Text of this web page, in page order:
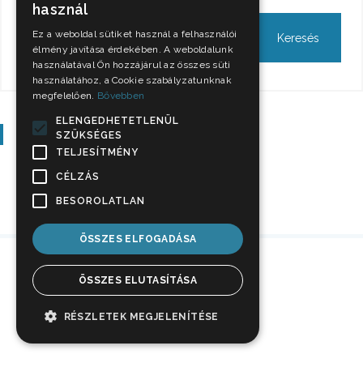
Szavazás
használ
Ez a weboldal sütiket használ a felhasználói
élmény javítása érdekében. A weboldalunk
használatával Ön hozzájárul az összes süti
használatához, a Cookie szabályzatunknak
megfelelően. Bővebben
ELENGEDHETETLENÜL
SZÜKSÉGES
TELJESÍTMÉNY
CÉLZÁS
BESOROLATLAN
ÖSSZES ELFOGADÁSA
ÖSSZES ELUTASÍTÁSA
RÉSZLETEK MEGJELENÍTÉSE